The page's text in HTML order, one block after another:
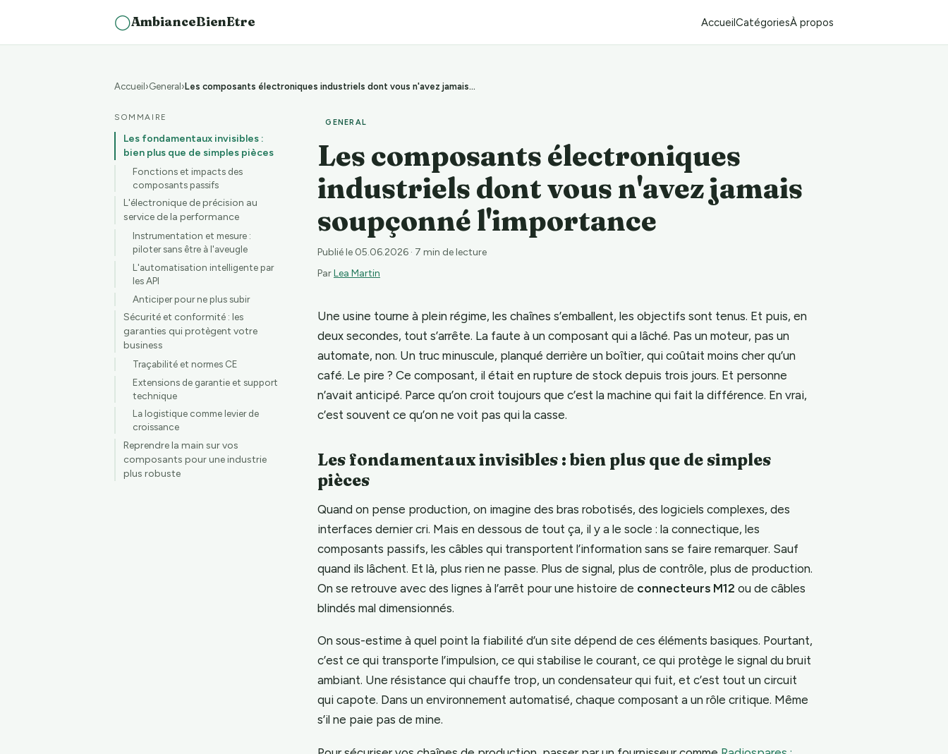
◯AmbianceBienEtre Accueil CatégoriesÀ propos
Accueil General Les composants électroniques industriels dont vous n'avez jamais soupçonné l'importance
SOMMAIRE
Les fondamentaux invisibles :
bien plus que de simples pièces
Fonctions et impacts des
composants passifs
L'électronique de précision au
service de la performance
Instrumentation et mesure :
piloter sans être à l'aveugle
L'automatisation intelligente par
les API
Anticiper pour ne plus subir
Sécurité et conformité : les
garanties qui protègent votre
business
Traçabilité et normes CE
Extensions de garantie et support
technique
La logistique comme levier de
croissance
Reprendre la main sur vos
composants pour une industrie
plus robuste
GENERAL
Les composants électroniques
industriels dont vous n'avez jamais
soupçonné l'importance
Publié le 05.06.2026 · 7 min de lecture
ParLea Martin
Une usine tourne à plein régime, les chaînes s’emballent, les objectifs sont tenus. Et puis, en
deux secondes, tout s’arrête. La faute à un composant qui a lâché. Pas un moteur, pas un
automate, non. Un truc minuscule, planqué derrière un boîtier, qui coûtait moins cher qu’un
café. Le pire ? Ce composant, il était en rupture de stock depuis trois jours. Et personne
n’avait anticipé. Parce qu’on croit toujours que c’est la machine qui fait la différence. En vrai,
c’est souvent ce qu’on ne voit pas qui la casse.
Les fondamentaux invisibles : bien plus que de simples
pièces
Quand on pense production, on imagine des bras robotisés, des logiciels complexes, des
interfaces dernier cri. Mais en dessous de tout ça, il y a le socle : la connectique, les
composants passifs, les câbles qui transportent l’information sans se faire remarquer. Sauf
quand ils lâchent. Et là, plus rien ne passe. Plus de signal, plus de contrôle, plus de production.
On se retrouve avec des lignes à l’arrêt pour une histoire de connecteurs M12 ou de câbles
blindés mal dimensionnés.
On sous-estime à quel point la fiabilité d’un site dépend de ces éléments basiques. Pourtant,
c’est ce qui transporte l’impulsion, ce qui stabilise le courant, ce qui protège le signal du bruit
ambiant. Une résistance qui chauffe trop, un condensateur qui fuit, et c’est tout un circuit
qui capote. Dans un environnement automatisé, chaque composant a un rôle critique. Même
s’il ne paie pas de mine.